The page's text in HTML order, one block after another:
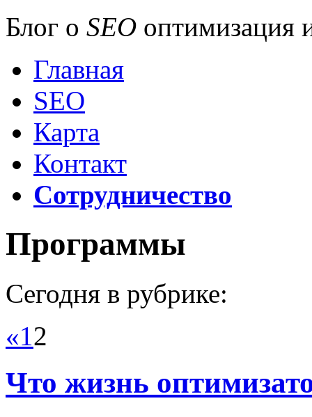
Блог о SEO оптимизация
Главная
SEO
Карта
Контакт
Сотрудничество
Программы
Сегодня в рубрике:
«12
Что жизнь